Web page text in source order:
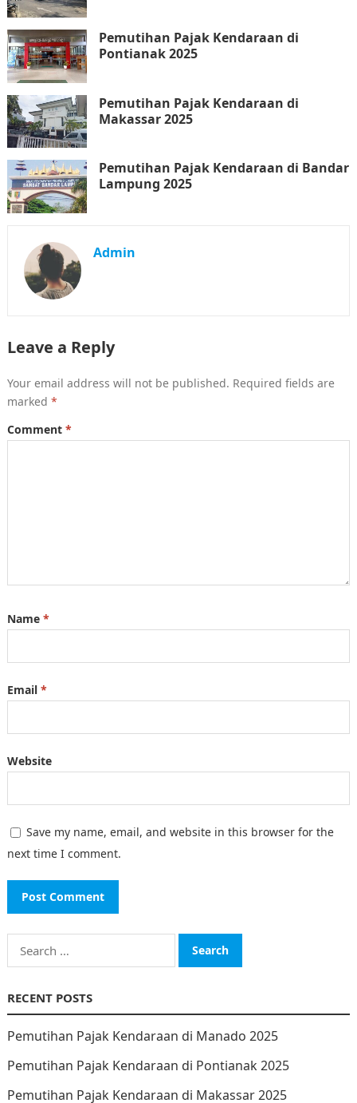
Pemutihan Pajak Kendaraan di
Pontianak 2025
Pemutihan Pajak Kendaraan di
Makassar 2025
Pemutihan Pajak Kendaraan di Bandar
Lampung 2025
Admin
Leave a Reply
Your email address will not be published. Required fields are
marked *
Comment *
Name *
Email *
Website
Save my name, email, and website in this browser for the
next time I comment.
Search
for:
RECENT POSTS
Pemutihan Pajak Kendaraan di Manado 2025
Pemutihan Pajak Kendaraan di Pontianak 2025
Pemutihan Pajak Kendaraan di Makassar 2025